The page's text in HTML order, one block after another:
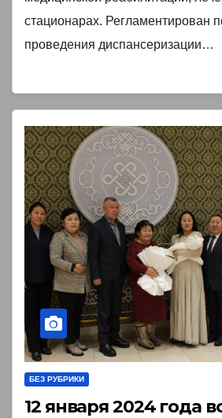
стационарах. Регламентирован
проведения диспансеризации…
БЕЗ РУБРИКИ
12 января 2024 года